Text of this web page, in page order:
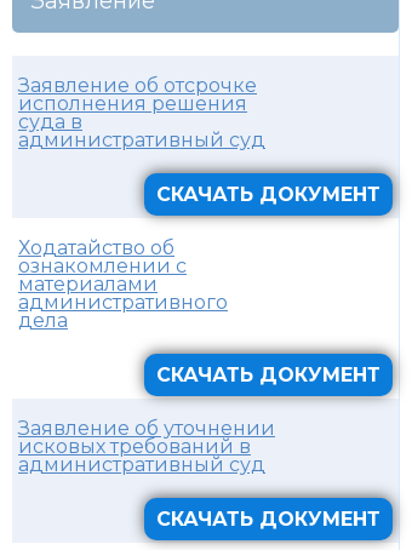
Заявление об отсрочке
исполнения решения
суда в
административный суд
СКАЧАТЬ ДОКУМЕНТ
Ходатайство об
ознакомлении с
материалами
административного
дела
СКАЧАТЬ ДОКУМЕНТ
Заявление об уточнении
исковых требований в
административный суд
СКАЧАТЬ ДОКУМЕНТ